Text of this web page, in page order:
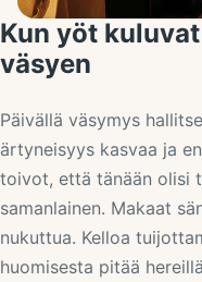
Kun yöt
väsyen
Päivällä väsymys
ärtyneisyys kasvaa ja
toivot, että tänään olisi
samanlainen. Makaat
nukuttua. Kelloa
huomisesta pitää